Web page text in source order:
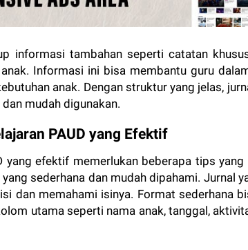
informasi tambahan seperti catatan
Informasi ini bisa membantu guru
anak. Dengan struktur yang jelas,
mudah digunakan.
PAUD yang Efektif
yang efektif memerlukan beberapa tips
sederhana dan mudah dipahami. Jurnal
dan memahami isinya. Format sederhana
utama seperti nama anak, tanggal,